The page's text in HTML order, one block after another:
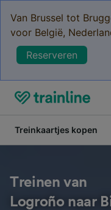
Van Brussel tot
voor België,
Reserveren
Treinkaartjes kopen
Treinen van
Logroño naar